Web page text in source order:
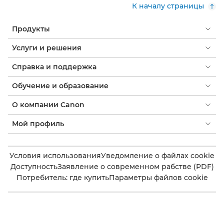
К началу страницы
Продукты
Услуги и решения
Справка и поддержка
Обучение и образование
О компании Canon
Мой профиль
Условия использованияУведомление о файлах cookie
ДоступностьЗаявление о современном рабстве (PDF)
Потребитель: где купитьПараметры файлов cookie